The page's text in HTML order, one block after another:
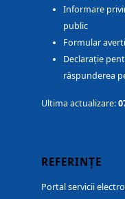
Informare
public
Formular
Declarație
răspunderea
Ultima actualizare:
REFERINȚE
Portal servicii